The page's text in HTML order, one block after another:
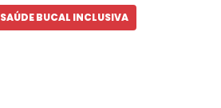
SAÚDE BUCAL INCLUSIVA